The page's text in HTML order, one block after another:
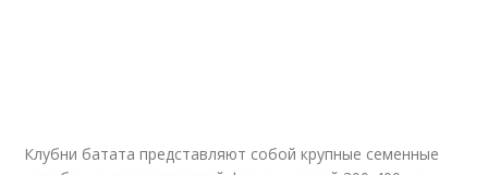
Батат в ведре
полосе
Клубни батата представляют собой крупные семенные